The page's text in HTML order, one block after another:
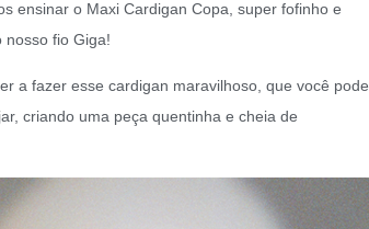
ensinar o Maxi Cardigan Copa, super fofinho e
nosso fio Giga!
a fazer esse cardigan maravilhoso, que você pode
criando uma peça quentinha e cheia de